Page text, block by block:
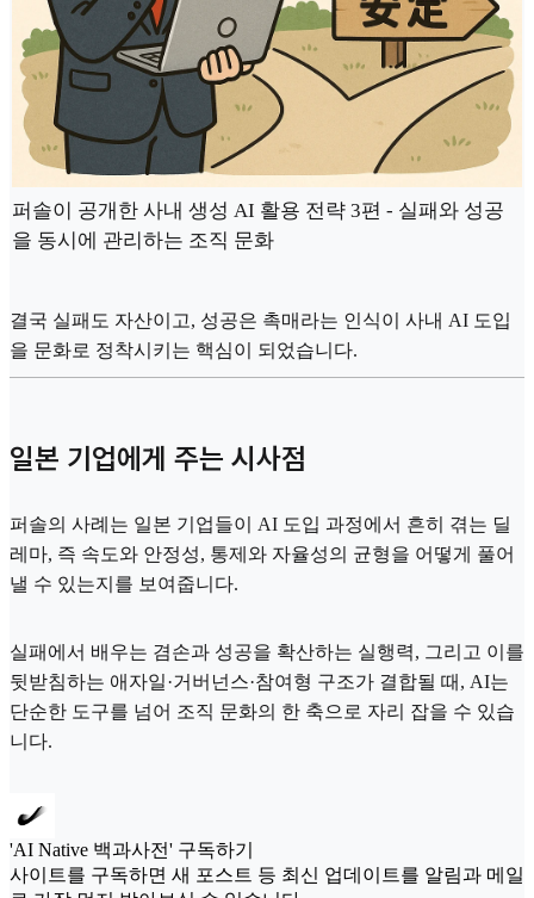
퍼솔이 공개한 사내 생성 AI 활용 전략 3편 - 실패와 성공
을 동시에 관리하는 조직 문화
결국 실패도 자산이고, 성공은 촉매라는 인식이 사내 AI 도입
을 문화로 정착시키는 핵심이 되었습니다.
일본 기업에게 주는 시사점
퍼솔의 사례는 일본 기업들이 AI 도입 과정에서 흔히 겪는 딜
레마, 즉 속도와 안정성, 통제와 자율성의 균형을 어떻게 풀어
낼 수 있는지를 보여줍니다.
실패에서 배우는 겸손과 성공을 확산하는 실행력, 그리고 이를
뒷받침하는 애자일·거버넌스·참여형 구조가 결합될 때, AI는
단순한 도구를 넘어 조직 문화의 한 축으로 자리 잡을 수 있습
니다.
'AI Native 백과사전' 구독하기
사이트를 구독하면 새 포스트 등 최신 업데이트를 알림과 메일